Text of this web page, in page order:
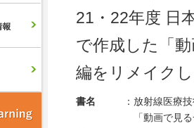
21・22年度 日
で作成した「
編をリメイク
書名 ： 放射線医療
「動画で見